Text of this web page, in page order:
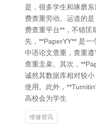
是，很多学生和琢磨
费查重劳动。运道的
费查重平台**，不错匡
先，**PaperYY** 是一
中语论文查重，查重
查重圭臬。其次，
诚然其数据库相对较
使用。此外，
高校会为学生
维修资讯